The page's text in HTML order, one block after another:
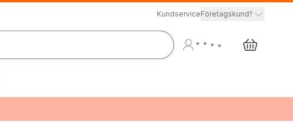
KundserviceFöretagskund?